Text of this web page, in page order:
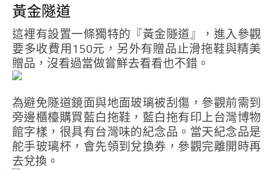
黃金隧道
這裡有設置一條獨特的『黃金隧道』，進入參觀
要多收費用150元，另外有贈品止滑拖鞋與精美
贈品，沒看過當做嘗鮮去看看也不錯。
為避免隧道鏡面與地面玻璃被刮傷，參觀前需到
旁邊櫃檯購買藍白拖鞋，藍白拖有印上台灣博物
館字樣，很具有台灣味的紀念品。當天紀念品是
舵手玻璃杯，會先領到兌換券，參觀完離開時再
去兌換。